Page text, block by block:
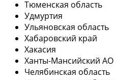
Тюменская область
Удмуртия
Ульяновская область
Хабаровский край
Хакасия
Ханты-Мансийский АО
Челябинская область